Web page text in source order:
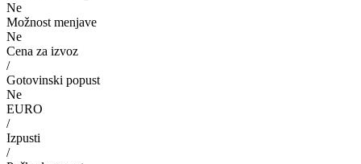
Ne
Možnost menjave
Ne
Cena za izvoz
/
Gotovinski popust
Ne
EURO
/
Izpusti
/